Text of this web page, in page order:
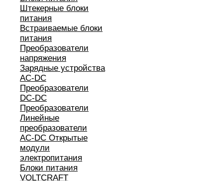
Штекерные блоки
питания
Встраиваемые блоки
питания
Преобразователи
напряжения
Зарядные устройства
AC-DC
Преобразователи
DC-DC
Преобразователи
Линейные
преобразователи
AC-DC Открытые
модули
электропитания
Блоки питания
VOLTCRAFT